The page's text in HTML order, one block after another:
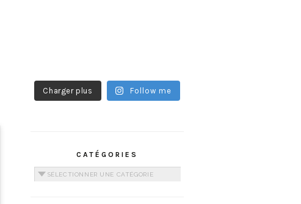
Charger plus Follow me
CATÉGORIES
Catégories